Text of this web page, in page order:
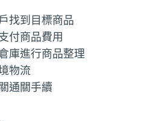
找到目標商品
付商品費用
庫進行商品整理
物流
通關手續